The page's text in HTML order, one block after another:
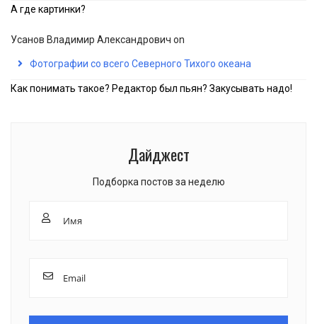
А где картинки?
Усанов Владимир Александрович on
Фотографии со всего Северного Тихого океана
Как понимать такое? Редактор был пьян? Закусывать надо!
Дайджест
Подборка постов за неделю